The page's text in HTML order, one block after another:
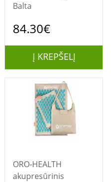
Balta
84.30€
Į KREPŠELĮ
ORO-HEALTH
akupresūrinis